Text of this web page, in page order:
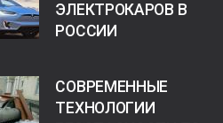
ЭЛЕКТРОКАРОВ В
РОССИИ
СОВРЕМЕННЫЕ
ТЕХНОЛОГИИ